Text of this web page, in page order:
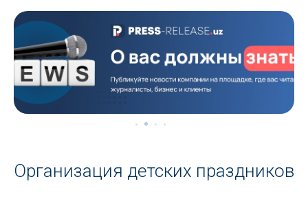
Организация детских праздников